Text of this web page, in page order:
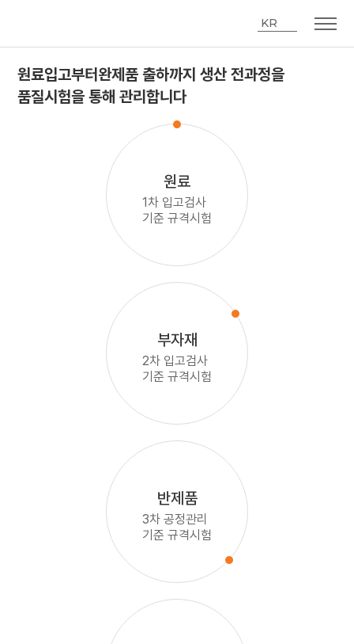
KR
원료입고부터완제품 출하까지 생산 전과정을
품질시험을 통해 관리합니다
원료
1차 입고검사
기준 규격시험
부자재
2차 입고검사
기준 규격시험
반제품
3차 공정관리
기준 규격시험